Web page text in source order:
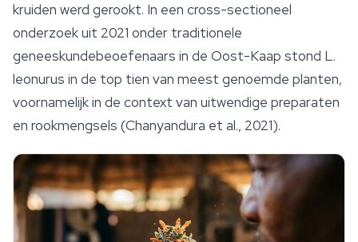
kruiden werd gerookt. In een cross-sectioneel
onderzoek uit 2021 onder traditionele
geneeskundebeoefenaars in de Oost-Kaap stond L.
leonurus in de top tien van meest genoemde planten,
voornamelijk in de context van uitwendige preparaten
en rookmengsels (Chanyandura et al., 2021).